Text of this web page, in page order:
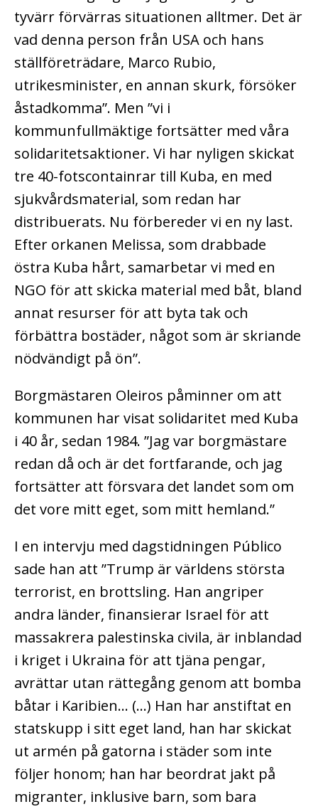
tyvärr förvärras situationen alltmer. Det är
vad denna person från USA och hans
ställföreträdare, Marco Rubio,
utrikesminister, en annan skurk, försöker
åstadkomma”. Men ”vi i
kommunfullmäktige fortsätter med våra
solidaritetsaktioner. Vi har nyligen skickat
tre 40-fotscontainrar till Kuba, en med
sjukvårdsmaterial, som redan har
distribuerats. Nu förbereder vi en ny last.
Efter orkanen Melissa, som drabbade
östra Kuba hårt, samarbetar vi med en
NGO för att skicka material med båt, bland
annat resurser för att byta tak och
förbättra bostäder, något som är skriande
nödvändigt på ön”.
Borgmästaren Oleiros påminner om att
kommunen har visat solidaritet med Kuba
i 40 år, sedan 1984. ”Jag var borgmästare
redan då och är det fortfarande, och jag
fortsätter att försvara det landet som om
det vore mitt eget, som mitt hemland.”
I en intervju med dagstidningen Público
sade han att ”Trump är världens största
terrorist, en brottsling. Han angriper
andra länder, finansierar Israel för att
massakrera palestinska civila, är inblandad
i kriget i Ukraina för att tjäna pengar,
avrättar utan rättegång genom att bomba
båtar i Karibien… (…) Han har anstiftat en
statskupp i sitt eget land, han har skickat
ut armén på gatorna i städer som inte
följer honom; han har beordrat jakt på
migranter, inklusive barn, som bara